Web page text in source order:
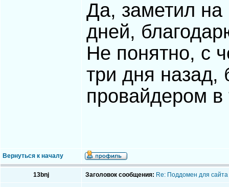
Да, заметил на
дней,
Не понятно, с
три дня
провайдером в
Вернуться к началу
13bnj Заголовок сообщения: Re: Поддомен для сайта